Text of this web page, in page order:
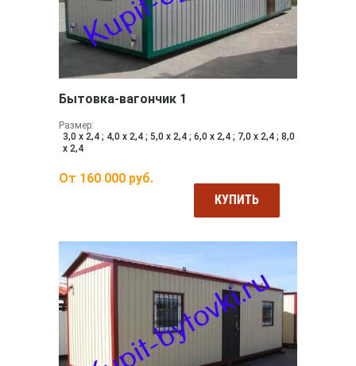
Бытовка-вагончик 1
Размер:
3,0 х 2,4 ; 4,0 х 2,4 ; 5,0 х 2,4 ; 6,0 х 2,4 ; 7,0 х 2,4 ; 8,0
х 2,4
От 160 000 руб.
КУПИТЬ